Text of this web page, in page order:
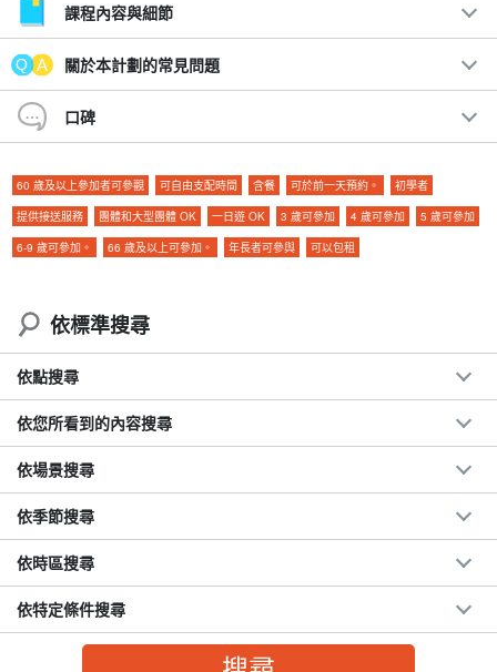
夏季特惠 [石垣島/半日] 盡情享受！租借噴射滑雪板附浮
潛裝備、酒店接送（No.575）
所要時間：約 3 小時。
夏季特惠 [石垣島/1天] 盡情玩樂！租借噴射飛機「附浮
潛裝備、酒店接送」(No.576)
開始時間9:00-16:00.
所要時間：約 7 小時。
85,000.→ 方向標記或指示器
人魚傳說》中的新城島（Panari Island）。
課程內容與細節
關於本計劃的常見問題
口碑
60 歲及以上參加者可參觀 可自由支配時間 含餐 可於前一天預約。
初學者
提供接送服務
團體和大型團體 OK 一日遊 OK 3 歲可參加 4 歲可參加
5 歲可參加
6-9 歲可參加。
66 歲及以上可參加。 年長者可參與 可以包租
依標準搜尋
依點搜尋
依您所看到的內容搜尋
依場景搜尋
依季節搜尋
依時區搜尋
依特定條件搜尋